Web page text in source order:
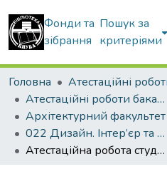
Фонди та
зібрання
Пошук за
критеріями
Головна
Атестаційні роботи бакалаврів
Архітектурний факультет
022 Дизайн. Інтер’єр та обладнання
Атестаційна робота студентки Сухар Єлизавети Олегівни